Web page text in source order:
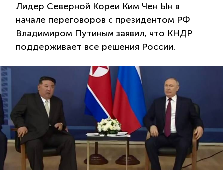
Лидер Северной Кореи Ким Чен Ын в
начале переговоров с президентом РФ
Владимиром Путиным заявил, что КНДР
поддерживает все решения России.